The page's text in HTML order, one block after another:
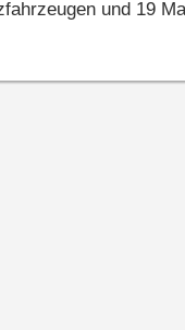
und 19